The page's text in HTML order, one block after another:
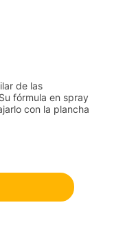
de las
fórmula en spray
con la plancha